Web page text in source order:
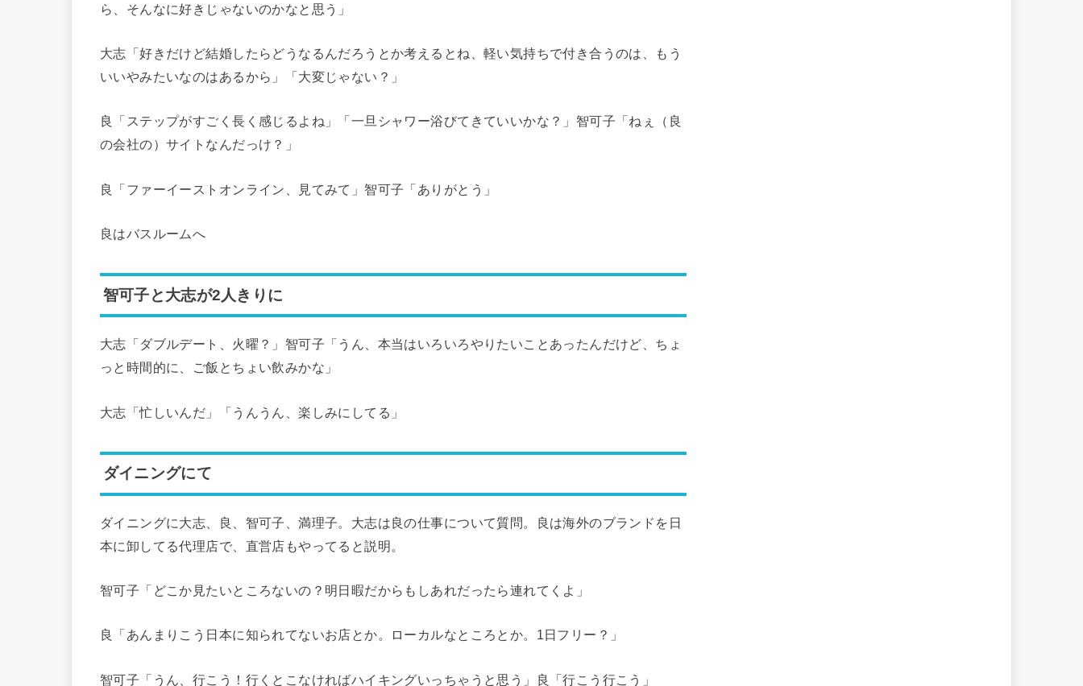
ら、そんなに好きじゃないのかなと思う」
大志「好きだけど結婚したらどうなるんだろうとか考えるとね、軽い気持ちで付き合うのは、もう
いいやみたいなのはあるから」「大変じゃない？」
良「ステップがすごく長く感じるよね」「一旦シャワー浴びてきていいかな？」智可子「ねぇ（良
の会社の）サイトなんだっけ？」
良「ファーイーストオンライン、見てみて」智可子「ありがとう」
良はバスルームへ
智可子と大志が2人きりに
大志「ダブルデート、火曜？」智可子「うん、本当はいろいろやりたいことあったんだけど、ちょ
っと時間的に、ご飯とちょい飲みかな」
大志「忙しいんだ」「うんうん、楽しみにしてる」
ダイニングにて
ダイニングに大志、良、智可子、満理子。大志は良の仕事について質問。良は海外のブランドを日
本に卸してる代理店で、直営店もやってると説明。
智可子「どこか見たいところないの？明日暇だからもしあれだったら連れてくよ」
良「あんまりこう日本に知られてないお店とか。ローカルなところとか。1日フリー？」
智可子「うん、行こう！行くとこなければハイキングいっちゃうと思う」良「行こう行こう」